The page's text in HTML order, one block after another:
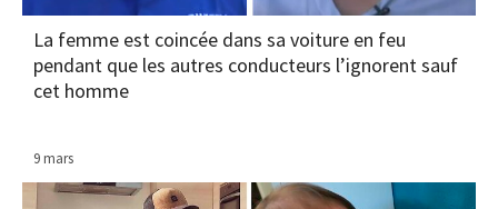
La femme est coincée dans sa voiture en feu
pendant que les autres conducteurs l’ignorent sauf
cet homme
9 mars